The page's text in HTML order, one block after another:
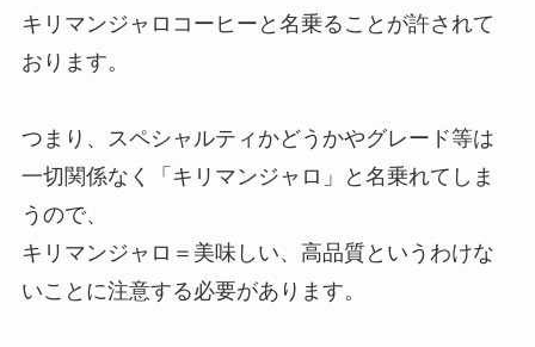
キリマンジャロコーヒーと名乗ることが許されて
おります。
つまり、スペシャルティかどうかやグレード等は
一切関係なく「キリマンジャロ」と名乗れてしま
うので、
キリマンジャロ＝美味しい、高品質というわけな
いことに注意する必要があります。